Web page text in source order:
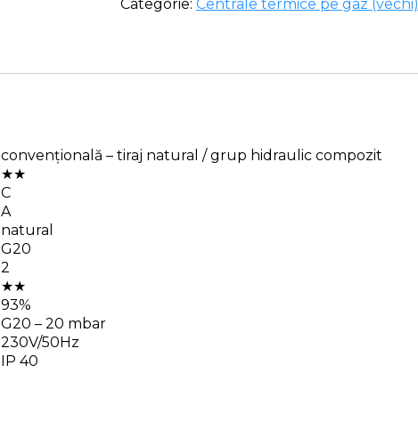
Categorie: Centrale termice pe gaz (vechi)
convențională – tiraj natural / grup hidraulic compozit
★★
C
A
natural
G20
2
★★
93%
G20 – 20 mbar
230V/50Hz
IP 40